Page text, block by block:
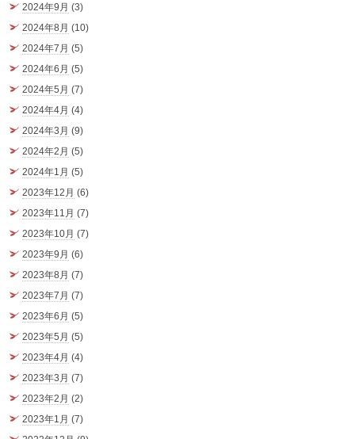
2024年9月 (3)
2024年8月 (10)
2024年7月 (5)
2024年6月 (5)
2024年5月 (7)
2024年4月 (4)
2024年3月 (9)
2024年2月 (5)
2024年1月 (5)
2023年12月 (6)
2023年11月 (7)
2023年10月 (7)
2023年9月 (6)
2023年8月 (7)
2023年7月 (7)
2023年6月 (5)
2023年5月 (5)
2023年4月 (4)
2023年3月 (7)
2023年2月 (2)
2023年1月 (7)